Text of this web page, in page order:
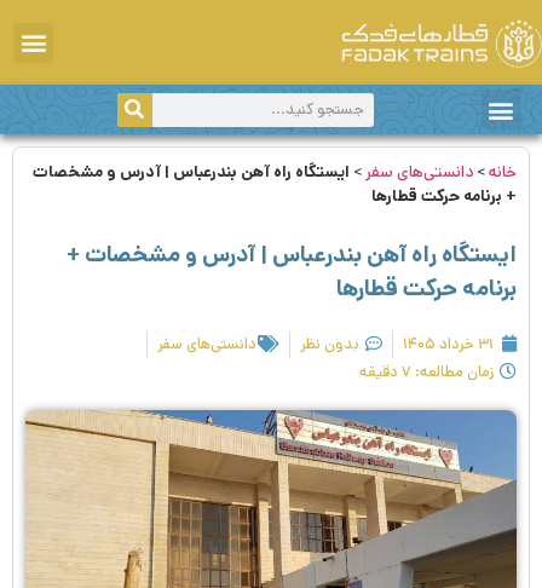
خانه> دانستی‌های سفر > ایستگاه راه آهن بندرعباس | آدرس و مشخصات
+ برنامه حرکت قطارها
ایستگاه راه آهن بندرعباس | آدرس و مشخصات +
برنامه حرکت قطارها
۳۱ خرداد ۱۴۰۵ بدون نظر
دانستی‌های سفر
زمان مطالعه: ۷ دقیقه